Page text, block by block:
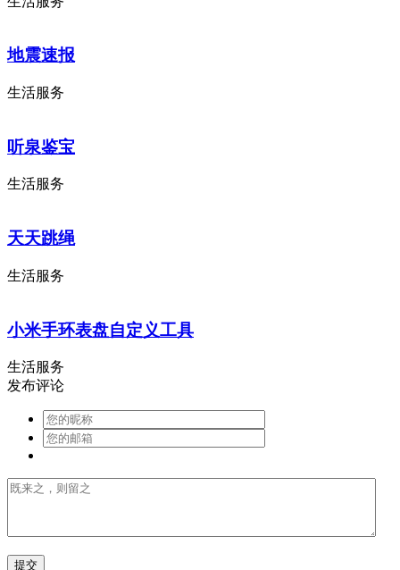
地震速报
生活服务
听泉鉴宝
生活服务
天天跳绳
生活服务
小米手环表盘自定义工具
生活服务
发布评论